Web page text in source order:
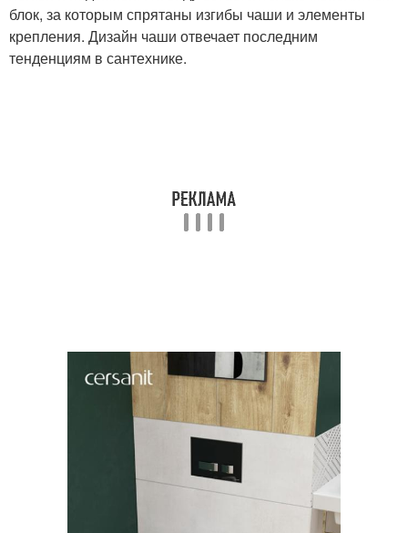
блок, за которым спрятаны изгибы чаши и элементы
крепления. Дизайн чаши отвечает последним
тенденциям в сантехнике.